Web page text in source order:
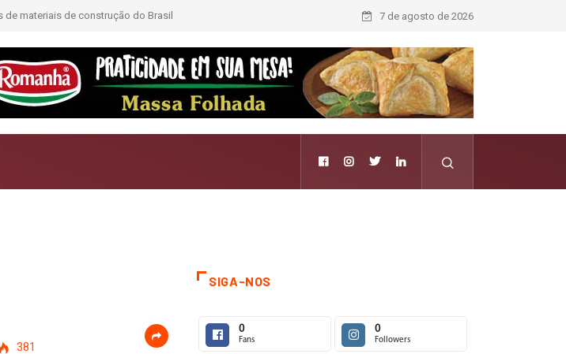
curadoria como novo luxo 7 de agosto de 2026
381
SIGA-NOS
0
Fans
0
Followers